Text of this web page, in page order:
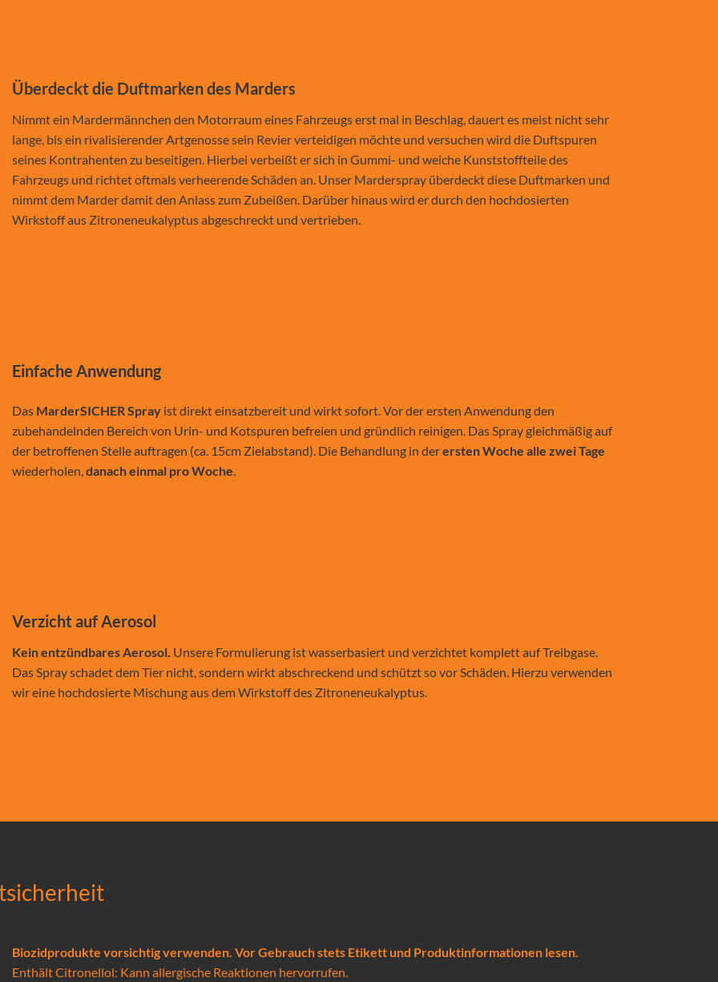
Überdeckt die Duftmarken des Marders
Nimmt ein Mardermännchen den Motorraum eines Fahrzeugs erst mal in Beschlag, dauert es meist nicht sehr
lange, bis ein rivalisierender Artgenosse sein Revier verteidigen möchte und versuchen wird die Duftspuren
seines Kontrahenten zu beseitigen. Hierbei verbeißt er sich in Gummi- und weiche Kunststoffteile des
Fahrzeugs und richtet oftmals verheerende Schäden an. Unser Marderspray überdeckt diese Duftmarken und
nimmt dem Marder damit den Anlass zum Zubeißen. Darüber hinaus wird er durch den hochdosierten
Wirkstoff aus Zitroneneukalyptus abgeschreckt und vertrieben.
Einfache Anwendung
Das MarderSICHER Spray ist direkt einsatzbereit und wirkt sofort.Vor der ersten Anwendung den
zubehandelnden Bereich von Urin- und Kotspuren befreien und gründlich reinigen. Das Spray gleichmäßig auf
der betroffenen Stelle auftragen (ca. 15cm Zielabstand). Die Behandlung in derersten Woche alle zwei Tage
wiederholen,danach einmal pro Woche.
Verzicht auf Aerosol
Kein entzündbares Aerosol. Unsere Formulierung ist wasserbasiert und verzichtet komplett auf Treibgase.
Das Spray schadet dem Tier nicht, sondern wirkt abschreckend und schützt so vor Schäden. Hierzu verwenden
wir eine hochdosierte Mischung aus dem Wirkstoff des Zitroneneukalyptus.
Biozidprodukte vorsichtig verwenden. Vor Gebrauch stets Etikett und Produktinformationen lesen.
Enthält Citronellol: Kann allergische Reaktionen hervorrufen.